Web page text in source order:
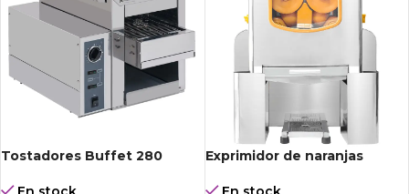
Tostadores Buffet 280 Exprimidor de naranjas